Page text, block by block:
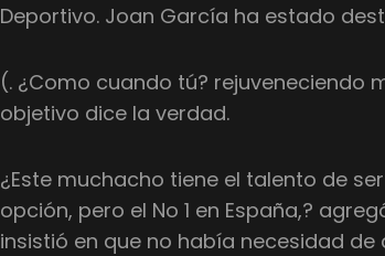
Deportivo. Joan García ha estado
(. ¿Como cuando tú? rejuveneciendo
objetivo dice la verdad.
¿Este muchacho tiene el talento de
opción, pero el No 1 en España,?
insistió en que no había necesidad de